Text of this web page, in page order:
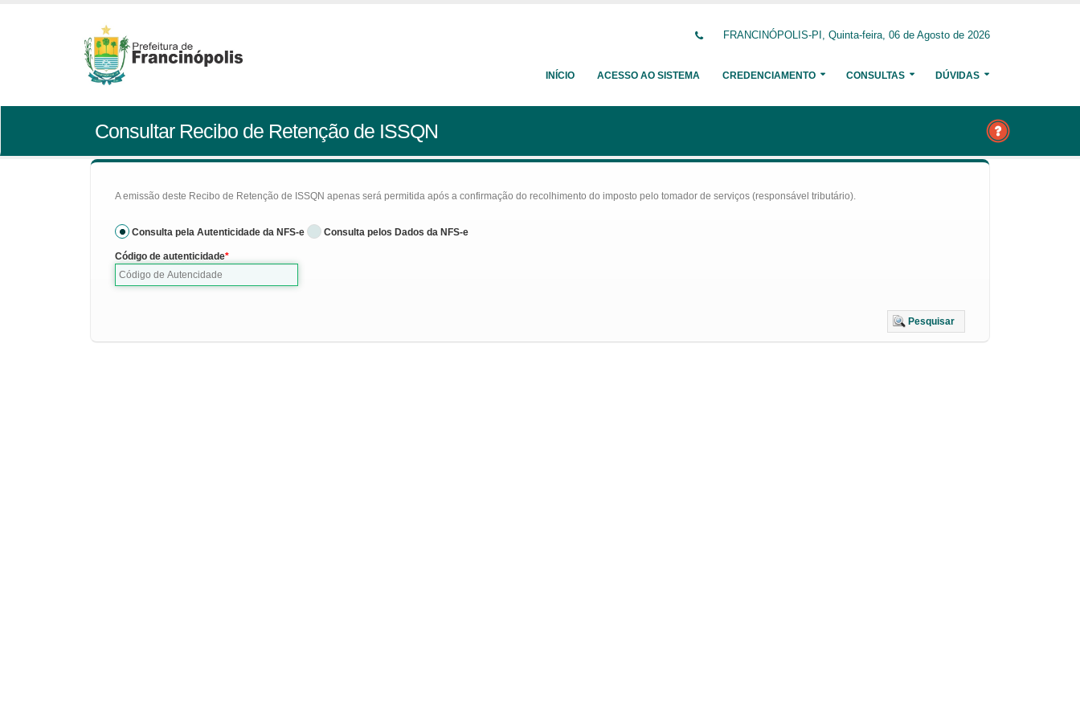
FRANCINÓPOLIS-PI, Quinta-feira, 06 de Agosto de 2026
INÍCIO ACESSO AO SISTEMA CREDENCIAMENTO CONSULTAS DÚVIDAS
Consultar Recibo de Retenção de ISSQN
A emissão deste Recibo de Retenção de ISSQN apenas será permitida após a confirmação do recolhimento do imposto pelo tomador de serviços (responsável tributário).
Consulta pela Autenticidade da NFS-e Consulta pelos Dados da NFS-e
Código de autenticidade
Pesquisar